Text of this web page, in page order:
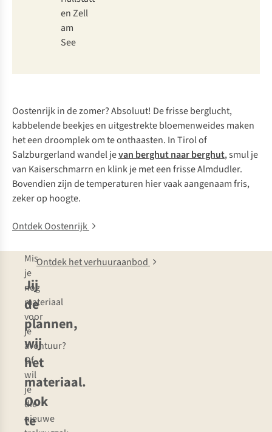
en Zell
am
See
Oostenrijk in de zomer? Absoluut! De frisse berglucht,
kabbelende beekjes en uitgestrekte bloemenweides maken
het een droomplek om te onthaasten. In Tirol of
Salzburgerland wandel jevan berghut naar berghut, smul je
van Kaiserschmarrn en klink je met een frisse Almdudler.
Bovendien zijn de temperaturen hier vaak aangenaam fris,
zeker op hoogte.
Ontdek Oostenrijk
Jij
de
plannen,
wij
het
materiaal.
Ook
te
Mis
je
nog
materiaal
voor
je
avontuur?
Of
wil
je
die
nieuwe
Ontdek het verhuuraanbod